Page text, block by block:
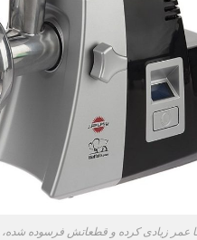
عمر زیادی کرده و قطعاتش فرسوده